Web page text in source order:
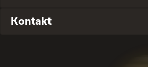
Kontakt